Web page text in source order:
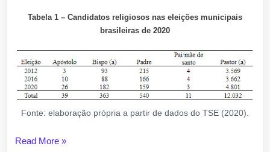
Tabela 1 – Candidatos religiosos nas eleições municipais
brasileiras de 2020
Fonte: elaboração própria a partir de dados do TSE (2020).
Read More“Pastores
»